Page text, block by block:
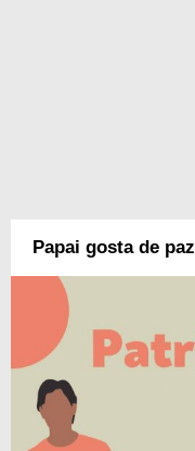
Papai gosta de paz